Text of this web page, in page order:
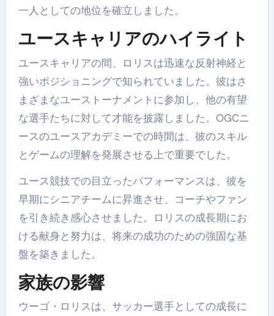
一人としての地位を確立しました。
ユースキャリアのハイライト
ユースキャリアの間、ロリスは迅速な反射神経と
強いポジショニングで知られていました。彼はさ
まざまなユーストーナメントに参加し、他の有望
な選手たちに対して才能を披露しました。OGCニ
ースのユースアカデミーでの時間は、彼のスキル
とゲームの理解を発展させる上で重要でした。
ユース競技での目立ったパフォーマンスは、彼を
早期にシニアチームに昇進させ、コーチやファン
を引き続き感心させました。ロリスの成長期にお
ける献身と努力は、将来の成功のための強固な基
盤を築きました。
家族の影響
ウーゴ・ロリスは、サッカー選手としての成長に